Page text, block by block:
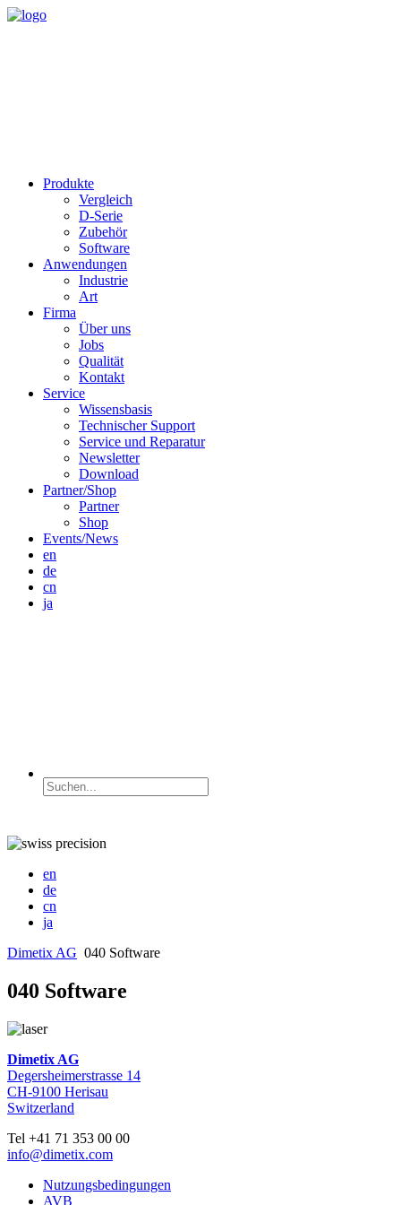
Produkte
Vergleich
D-Serie
Zubehör
Software
Anwendungen
Industrie
Art
Firma
Über uns
Jobs
Qualität
Kontakt
Service
Wissensbasis
Technischer Support
Service und Reparatur
Newsletter
Download
Partner/Shop
Partner
Shop
Events/News
en
de
cn
ja
en
de
cn
ja
Dimetix AG 040 Software
040 Software
Dimetix AG
Degersheimerstrasse 14
CH-9100 Herisau
Switzerland
Tel +41 71 353 00 00
info@dimetix.com
Nutzungsbedingungen
AVB